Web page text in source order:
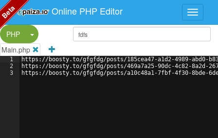
Online PHP Editor
PHP
Split Button!
Main.php
1
2
3
https://boosty.to/gfgfdg/posts/185cea47-a1d2-4989-abd0-
https://boosty.to/gfgfdg/posts/469a7a25-90dc-4c82-8a2d-
https://boosty.to/gfgfdg/posts/a10c48a1-7fbf-4f30-8bde-